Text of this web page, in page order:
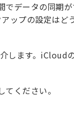
データの同期
プの設定はど
します。iCloud
ください。